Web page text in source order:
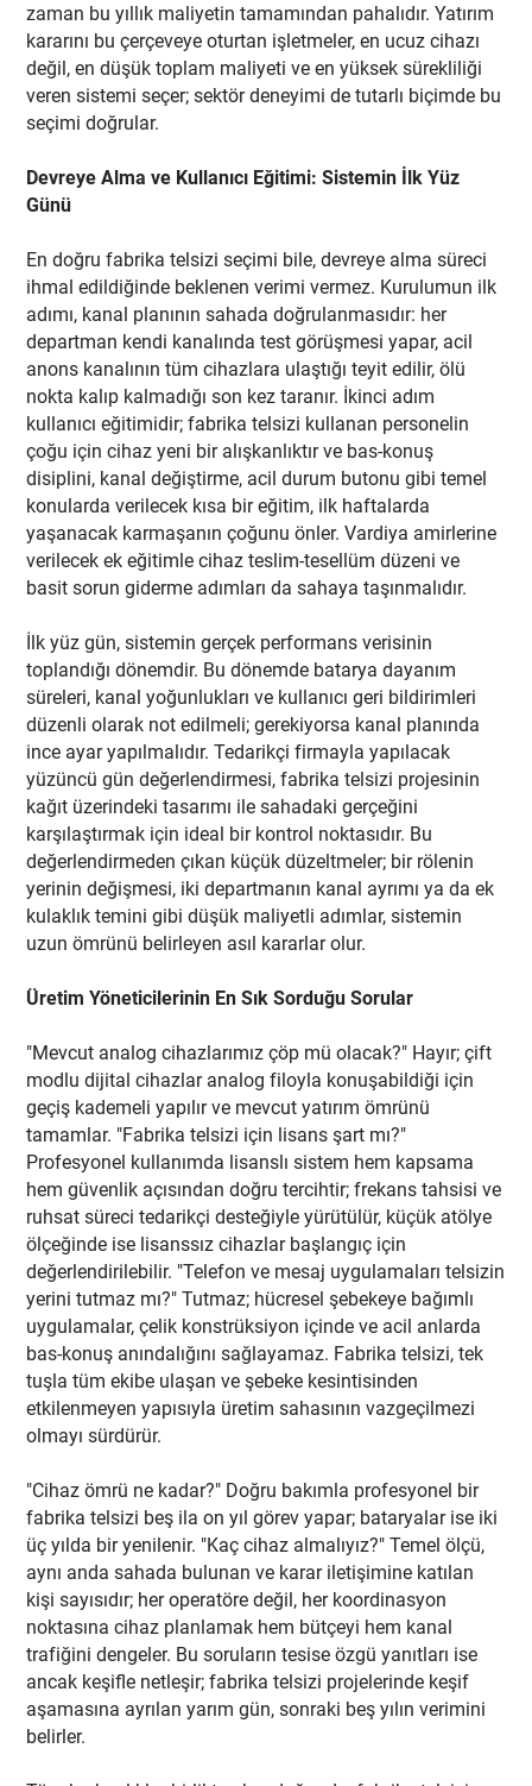
zaman bu yıllık maliyetin tamamından pahalıdır. Yatırım
kararını bu çerçeveye oturtan işletmeler, en ucuz cihazı
değil, en düşük toplam maliyeti ve en yüksek sürekliliği
veren sistemi seçer; sektör deneyimi de tutarlı biçimde bu
seçimi doğrular.
Devreye Alma ve Kullanıcı Eğitimi: Sistemin İlk Yüz
Günü
En doğru fabrika telsizi seçimi bile, devreye alma süreci
ihmal edildiğinde beklenen verimi vermez. Kurulumun ilk
adımı, kanal planının sahada doğrulanmasıdır: her
departman kendi kanalında test görüşmesi yapar, acil
anons kanalının tüm cihazlara ulaştığı teyit edilir, ölü
nokta kalıp kalmadığı son kez taranır. İkinci adım
kullanıcı eğitimidir; fabrika telsizi kullanan personelin
çoğu için cihaz yeni bir alışkanlıktır ve bas-konuş
disiplini, kanal değiştirme, acil durum butonu gibi temel
konularda verilecek kısa bir eğitim, ilk haftalarda
yaşanacak karmaşanın çoğunu önler. Vardiya amirlerine
verilecek ek eğitimle cihaz teslim-tesellüm düzeni ve
basit sorun giderme adımları da sahaya taşınmalıdır.
İlk yüz gün, sistemin gerçek performans verisinin
toplandığı dönemdir. Bu dönemde batarya dayanım
süreleri, kanal yoğunlukları ve kullanıcı geri bildirimleri
düzenli olarak not edilmeli; gerekiyorsa kanal planında
ince ayar yapılmalıdır. Tedarikçi firmayla yapılacak
yüzüncü gün değerlendirmesi, fabrika telsizi projesinin
kağıt üzerindeki tasarımı ile sahadaki gerçeğini
karşılaştırmak için ideal bir kontrol noktasıdır. Bu
değerlendirmeden çıkan küçük düzeltmeler; bir rölenin
yerinin değişmesi, iki departmanın kanal ayrımı ya da ek
kulaklık temini gibi düşük maliyetli adımlar, sistemin
uzun ömrünü belirleyen asıl kararlar olur.
Üretim Yöneticilerinin En Sık Sorduğu Sorular
"Mevcut analog cihazlarımız çöp mü olacak?" Hayır; çift
modlu dijital cihazlar analog filoyla konuşabildiği için
geçiş kademeli yapılır ve mevcut yatırım ömrünü
tamamlar. "Fabrika telsizi için lisans şart mı?"
Profesyonel kullanımda lisanslı sistem hem kapsama
hem güvenlik açısından doğru tercihtir; frekans tahsisi ve
ruhsat süreci tedarikçi desteğiyle yürütülür, küçük atölye
ölçeğinde ise lisanssız cihazlar başlangıç için
değerlendirilebilir. "Telefon ve mesaj uygulamaları telsizin
yerini tutmaz mı?" Tutmaz; hücresel şebekeye bağımlı
uygulamalar, çelik konstrüksiyon içinde ve acil anlarda
bas-konuş anındalığını sağlayamaz. Fabrika telsizi, tek
tuşla tüm ekibe ulaşan ve şebeke kesintisinden
etkilenmeyen yapısıyla üretim sahasının vazgeçilmezi
olmayı sürdürür.
"Cihaz ömrü ne kadar?" Doğru bakımla profesyonel bir
fabrika telsizi beş ila on yıl görev yapar; bataryalar ise iki
üç yılda bir yenilenir. "Kaç cihaz almalıyız?" Temel ölçü,
aynı anda sahada bulunan ve karar iletişimine katılan
kişi sayısıdır; her operatöre değil, her koordinasyon
noktasına cihaz planlamak hem bütçeyi hem kanal
trafiğini dengeler. Bu soruların tesise özgü yanıtları ise
ancak keşifle netleşir; fabrika telsizi projelerinde keşif
aşamasına ayrılan yarım gün, sonraki beş yılın verimini
belirler.